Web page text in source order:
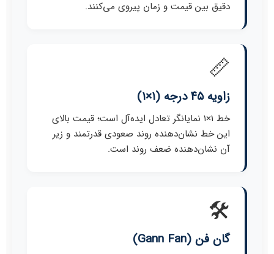
دقیق بین قیمت و زمان پیروی می‌کنند.
📏
زاویه ۴۵ درجه (۱×۱)
خط ۱×۱ نمایانگر تعادل ایده‌آل است؛ قیمت بالای
این خط نشان‌دهنده روند صعودی قدرتمند و زیر
آن نشان‌دهنده ضعف روند است.
🛠️
گان فن (Gann Fan)